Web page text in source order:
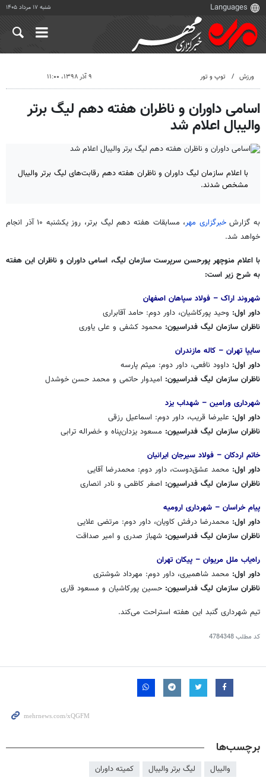
شنبه ۱۷ مرداد ۱۴۰۵
ورزش توپ و تور ۹ آذر ۱۳۹۸، ۱۱:۰۰
اسامی داوران و ناظران هفته دهم لیگ برتر
والیبال اعلام شد
با اعلام سازمان لیگ داوران و ناظران هفته دهم رقابت‌های لیگ برتر والیبال
مشخص شدند.
به گزارشخبرگزاری مهر
، مسابقات هفته دهم لیگ برتر، روز یکشنبه ۱۰ آذر انجام
خواهد شد.
با اعلام منوچهر پورحسن سرپرست سازمان لیگ، اسامی داوران و ناظران این هفته
به شرح زیر است:
شهروند اراک – فولاد سپاهان اصفهان
داور اول: وحید پورکاشیان، داور دوم: حامد آقابراری
ناظران سازمان لیگ فدراسیون: محمود کشفی و علی یاوری
سایپا تهران – کاله مازندران
داور اول: داوود نافعی، داور دوم: میثم پارسه
ناظران سازمان لیگ فدراسیون: امیدوار حاتمی و محمد حسن خوشدل
شهرداری ورامین – شهداب یزد
داور اول: علیرضا قریب، داور دوم: اسماعیل رزقی
ناظران سازمان لیگ فدراسیون: مسعود یزدان‌پناه و خضراله ترابی
خاتم اردکان – فولاد سیرجان ایرانیان
داور اول: محمد عشق‌دوست، داور دوم: محمدرضا آقایی
ناظران سازمان لیگ فدراسیون: اصغر کاظمی و نادر انصاری
پیام خراسان – شهرداری ارومیه
داور اول: محمدرضا درفش کاویان، داور دوم: مرتضی علایی
ناظران سازمان لیگ فدراسیون: شهباز صدری و امیر صداقت
راه‌یاب ملل مریوان – پیکان تهران
داور اول: محمد شاهمیری، داور دوم: مهرداد شوشتری
ناظران سازمان لیگ فدراسیون: حسین پورکاشیان و مسعود قاری
تیم شهرداری گنبد این هفته استراحت می‌کند.
کد مطلب4784348
برچسب‌ها
والیبال لیگ برتر والیبال کمیته داوران